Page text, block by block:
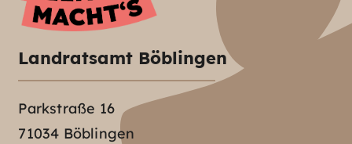
Landratsamt Böblingen
Parkstraße 16
71034 Böblingen